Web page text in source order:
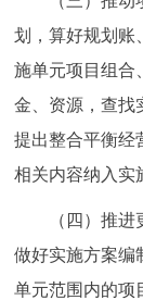
划，算好规划账
施单元项目组合
金、资源，查找
提出整合平衡经
相关内容纳入实
（四）推进更
做好实施方案编
单元范围内的项